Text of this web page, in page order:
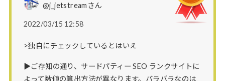
@j_jetstreamさん
2022/03/15 12:58
>独自にチェックしているとはいえ
▶ご存知の通り、サードパティー SEO ランクサイトに
よって数値の算出方法が異なります。バラバラなのは